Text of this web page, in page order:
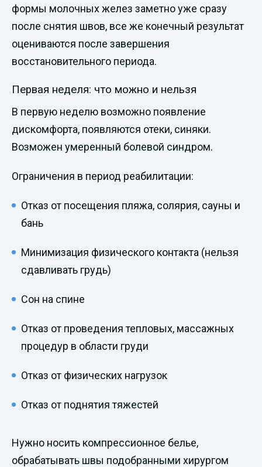
формы молочных желез заметно уже сразу
после снятия швов, все же конечный результат
оцениваются после завершения
восстановительного периода.
Первая неделя: что можно и нельзя
В первую неделю возможно появление
дискомфорта, появляются отеки, синяки.
Возможен умеренный болевой синдром.
Ограничения в период реабилитации:
Отказ от посещения пляжа, солярия, сауны и
бань
Минимизация физического контакта (нельзя
сдавливать грудь)
Сон на спине
Отказ от проведения тепловых, массажных
процедур в области груди
Отказ от физических нагрузок
Отказ от поднятия тяжестей
Нужно носить компрессионное белье,
обрабатывать швы подобранными хирургом